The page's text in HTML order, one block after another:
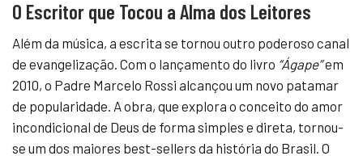
O Escritor que Tocou a Alma dos Leitores
Além da música, a escrita se tornou outro poderoso canal
de evangelização. Com o lançamento do livro “Ágape”em
2010, o Padre Marcelo Rossi alcançou um novo patamar
de popularidade. A obra, que explora o conceito do amor
incondicional de Deus de forma simples e direta, tornou-
se um dos maiores best-sellers da história do Brasil. O